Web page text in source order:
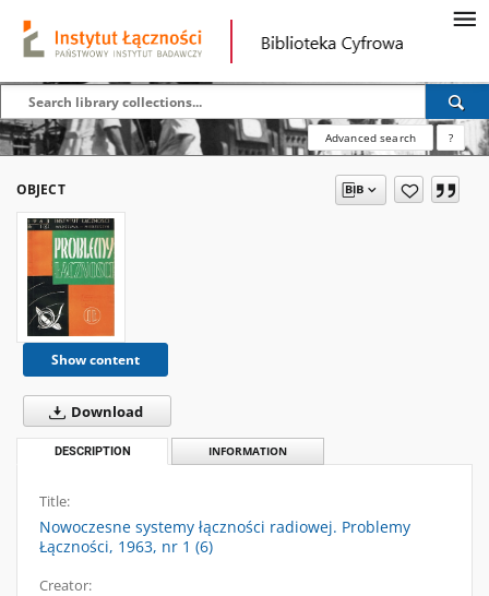
Advanced search ?
OBJECT
Show content
Download
DESCRIPTION INFORMATION
Title:
Nowoczesne systemy łączności radiowej. Problemy
Łączności, 1963, nr 1 (6)
Creator: